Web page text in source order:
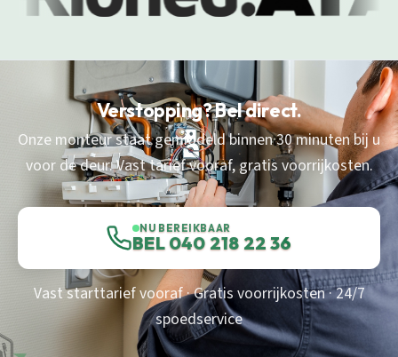
Verstopping? Bel direct.
Onze monteur staat gemiddeld binnen 30 minuten bij u
voor de deur. Vast tarief vooraf, gratis voorrijkosten.
NU BEREIKBAAR
BEL 040 218 22 36
Vast starttarief vooraf · Gratis voorrijkosten · 24/7
spoedservice